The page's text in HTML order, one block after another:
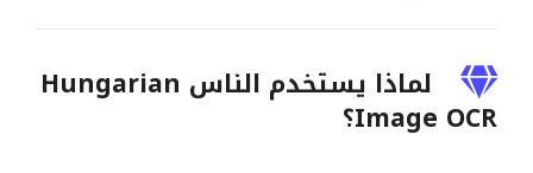
لماذا يستخدم الناس Hungarian
Image OCR؟